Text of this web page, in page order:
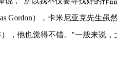
Gordon），卡米尼亚克先生
），他也觉得不错。"一般来说